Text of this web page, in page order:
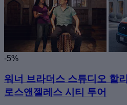
-5%
워너 브라더스 스튜디오 할
로스앤젤레스 시티 투어